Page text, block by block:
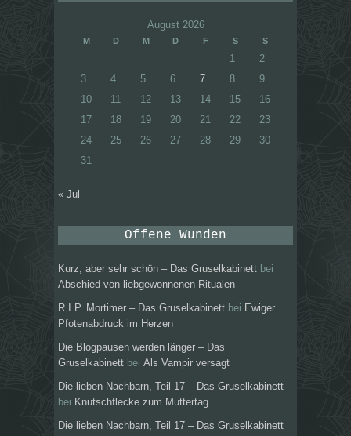
August 2026
M D M D F S S
1
2
3
4 5 6 7 8
9
10
11 12 13 14 15
16
17
18 19 20 21 22
23
24
25 26 27 28 29
30
31
« Jul
Offene Wunden
Kurz, aber sehr schön – Das Gruselkabinett bei
Abschied von liebgewonnenen Ritualen
R.I.P. Mortimer – Das Gruselkabinett bei Ewiger
Pfotenabdruck im Herzen
Die Blogpausen werden länger – Das
Gruselkabinett bei Als Vampir versagt
Die lieben Nachbarn, Teil 17 – Das Gruselkabinett
bei Knutschflecke zum Muttertag
Die lieben Nachbarn, Teil 17 – Das Gruselkabinett